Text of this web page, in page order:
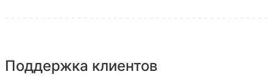
Поддержка клиентов